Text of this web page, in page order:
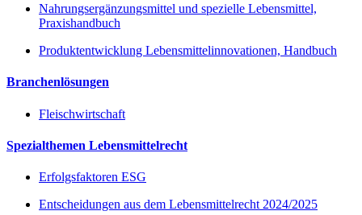
Nahrungsergänzungsmittel und spezielle Lebensmittel,
Praxishandbuch
Produktentwicklung Lebensmittelinnovationen, Handbuch
Branchenlösungen
Fleischwirtschaft
Spezialthemen Lebensmittelrecht
Erfolgsfaktoren ESG
Entscheidungen aus dem Lebensmittelrecht 2024/2025